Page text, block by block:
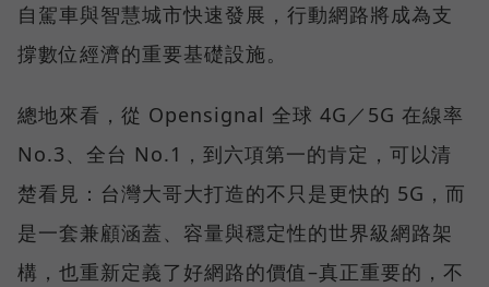
自駕車與智慧城市快速發展，行動網路將成為支
撐數位經濟的重要基礎設施。
總地來看，從 Opensignal 全球 4G／5G 在線率
No.3、全台 No.1，到六項第一的肯定，可以清
楚看見：台灣大哥大打造的不只是更快的 5G，而
是一套兼顧涵蓋、容量與穩定性的世界級網路架
構，也重新定義了好網路的價值–真正重要的，不